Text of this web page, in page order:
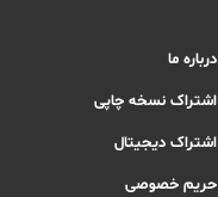
درباره ما
اشتراک نسخه چاپی
اشتراک دیجیتال
حریم خصوصی